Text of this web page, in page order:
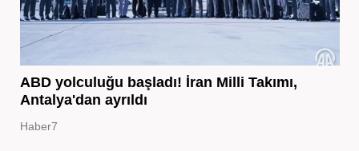
ABD yolculuğu başladı! İran Milli Takımı,
Antalya'dan ayrıldı
Haber7